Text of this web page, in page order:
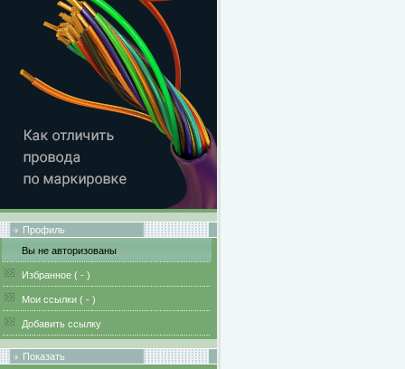
Профиль
Вы не авторизованы
Избранное ( - )
Мои ссылки ( - )
Добавить ссылку
Показать